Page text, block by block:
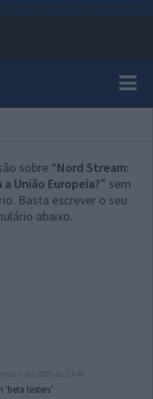
sobre “Nord Stream:
União Europeia?” sem
Basta escrever o seu
abaixo.
testers’